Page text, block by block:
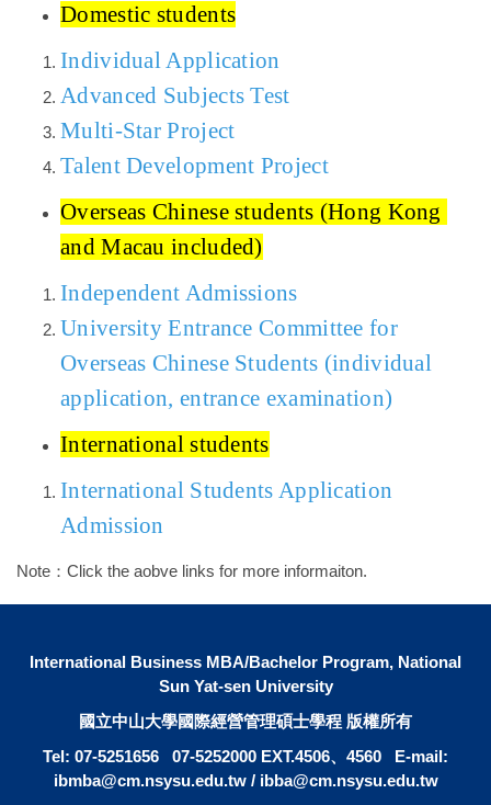
Domestic students
Individual Application
Advanced Subjects Test
Multi-Star Project
Talent Development Project
Overseas Chinese students (Hong Kong
and Macau included)
Independent Admissions
University Entrance Committee for
Overseas Chinese Students (individual
application, entrance examination)
International students
International Students Application
Admission
Note：Click the aobve links for more informaiton.
International Business MBA/Bachelor Program, National
Sun Yat-sen University
國立中山大學國際經營管理碩士學程 版權所有
Tel: 07-5251656 07-5252000 EXT.4506、4560 E-mail:
ibmba@cm.nsysu.edu.tw / ibba@cm.nsysu.edu.tw